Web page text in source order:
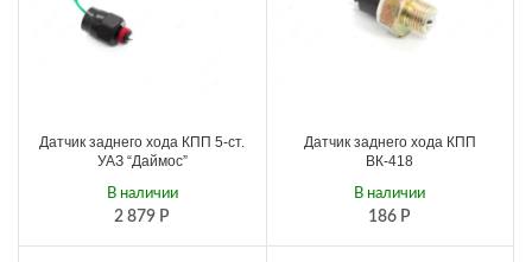
Датчик заднего хода КПП 5-ст.
УАЗ “Даймос”
2 879 Р
В наличии
Датчик заднего хода КПП
ВК-418
186 Р
В наличии